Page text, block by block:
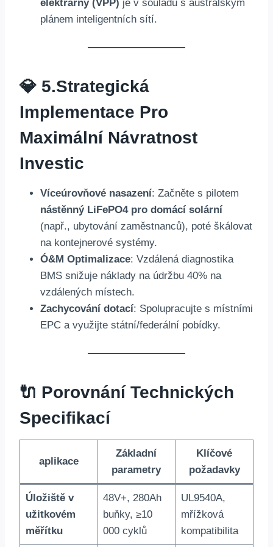
elektrárny (VPP) je v souladu s australským
plánem inteligentních sítí.
💎 5.Strategická
Implementace Pro
Maximální Návratnost
Investic
Víceúrovňové nasazení: Začněte s pilotem
nástěnný LiFePO4 pro domácí solární
(např., ubytování zaměstnanců), poté škálovat
na kontejnerové systémy.
Ó&M Optimalizace: Vzdálená diagnostika
BMS snižuje náklady na údržbu 40% na
vzdálených místech.
Zachycování dotací: Spolupracujte s místními
EPC a využijte státní/federální pobídky.
🔌 Porovnání Technických
Specifikací
aplikace
Základní
parametry
Klíčové
požadavky
Úložiště v
užitkovém
měřítku
48V+, 280Ah
buňky, ≥10
000 cyklů
UL9540A,
mřížková
kompatibilita